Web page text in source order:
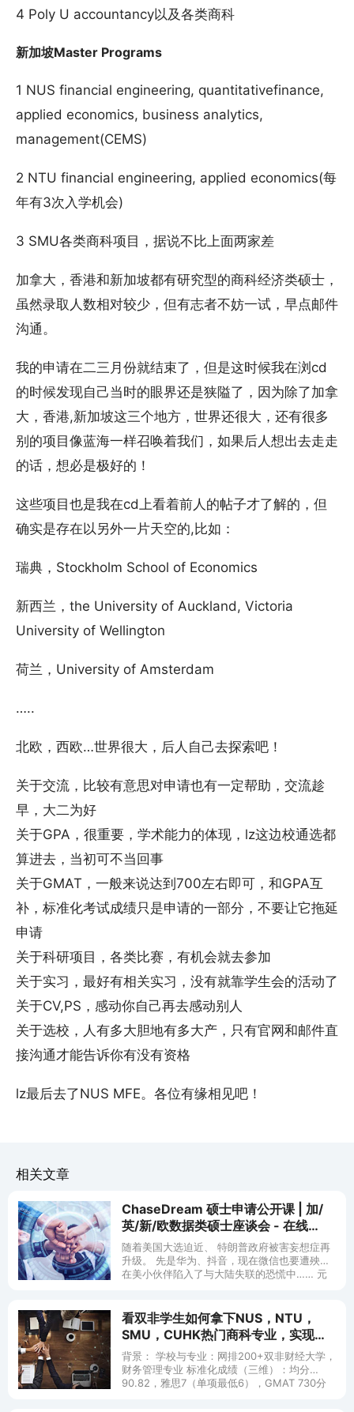
4 Poly U accountancy以及各类商科
新加坡Master Programs
1 NUS financial engineering, quantitativefinance,
applied economics, business analytics,
management(CEMS)
2 NTU financial engineering, applied economics(每
年有3次入学机会)
3 SMU各类商科项目，据说不比上面两家差
加拿大，香港和新加坡都有研究型的商科经济类硕士，
虽然录取人数相对较少，但有志者不妨一试，早点邮件
沟通。
我的申请在二三月份就结束了，但是这时候我在浏cd
的时候发现自己当时的眼界还是狭隘了，因为除了加拿
大，香港,新加坡这三个地方，世界还很大，还有很多
别的项目像蓝海一样召唤着我们，如果后人想出去走走
的话，想必是极好的！
这些项目也是我在cd上看着前人的帖子才了解的，但
确实是存在以另外一片天空的,比如：
瑞典，Stockholm School of Economics
新西兰，the University of Auckland, Victoria
University of Wellington
荷兰，University of Amsterdam
…..
北欧，西欧…世界很大，后人自己去探索吧！
关于交流，比较有意思对申请也有一定帮助，交流趁
早，大二为好
关于GPA，很重要，学术能力的体现，lz这边校通选都
算进去，当初可不当回事
关于GMAT，一般来说达到700左右即可，和GPA互
补，标准化考试成绩只是申请的一部分，不要让它拖延
申请
关于科研项目，各类比赛，有机会就去参加
关于实习，最好有相关实习，没有就靠学生会的活动了
关于CV,PS，感动你自己再去感动别人
关于选校，人有多大胆地有多大产，只有官网和邮件直
接沟通才能告诉你有没有资格
lz最后去了NUS MFE。各位有缘相见吧！
相关文章
ChaseDream 硕士申请公开课 | 加/
英/新/欧数据类硕士座谈会 - 在线
(8/14 16 22 23)
随着美国大选迫近、 特朗普政府被害妄想症再
升级。 先是华为、抖音，现在微信也要遭殃？
在美小伙伴陷入了与大陆失联的恐慌中…… 元
看双非学生如何拿下NUS，NTU，
SMU，CUHK热门商科专业，实现申
请季大满贯 [2017.08.13]
背景： 学校与专业：网排200+双非财经大学，
财务管理专业 标准化成绩（三维）：均分
90.82，雅思7（单项最低6），GMAT 730分